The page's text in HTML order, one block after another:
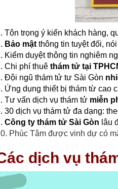
Tôn trọng ý kiến khách hàng,
Bảo mật thông tin tuyệt đối,
Kiểm duyệt thông tin nghiêm
Chi phí thuê thám tử tại
Đội ngũ thám tử tư Sài Gòn
Ứng dụng thiết bị thám từ cao
Tư vấn dịch vụ thám tử miễn
30 dịch vụ thám tử đa dạng:
Công ty thám tử Sài Gòn lâu
Phúc Tâm được vinh dự có
dịch vụ